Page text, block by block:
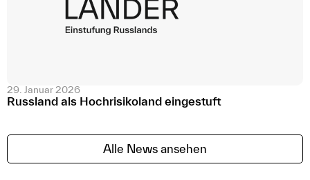
29. Januar 2026
Russland als Hochrisikoland eingestuft
Alle News ansehen